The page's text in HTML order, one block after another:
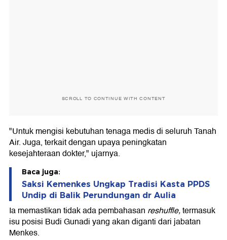
SCROLL TO CONTINUE WITH CONTENT
"Untuk mengisi kebutuhan tenaga medis di seluruh Tanah
Air. Juga, terkait dengan upaya peningkatan
kesejahteraan dokter," ujarnya.
Baca juga:
Saksi Kemenkes Ungkap Tradisi Kasta PPDS
Undip di Balik Perundungan dr Aulia
Ia memastikan tidak ada pembahasan reshuffle,termasuk
isu posisi Budi Gunadi yang akan diganti dari jabatan
Menkes.